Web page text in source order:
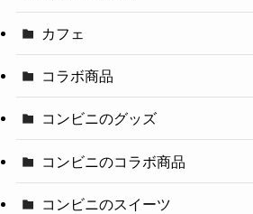
カフェ
コラボ商品
コンビニのグッズ
コンビニのコラボ商品
コンビニのスイーツ